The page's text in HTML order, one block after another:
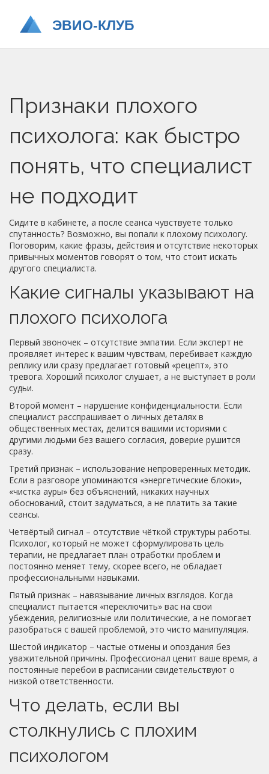
Признаки плохого
психолога: как быстро
понять, что специалист
не подходит
Сидите в кабинете, а после сеанса чувствуете только
спутанность? Возможно, вы попали к плохому психологу.
Поговорим, какие фразы, действия и отсутствие некоторых
привычных моментов говорят о том, что стоит искать
другого специалиста.
Какие сигналы указывают на
плохого психолога
Первый звоночек – отсутствие эмпатии. Если эксперт не
проявляет интерес к вашим чувствам, перебивает каждую
реплику или сразу предлагает готовый «рецепт», это
тревога. Хороший психолог слушает, а не выступает в роли
судьи.
Второй момент – нарушение конфиденциальности. Если
специалист расспрашивает о личных деталях в
общественных местах, делится вашими историями с
другими людьми без вашего согласия, доверие рушится
сразу.
Третий признак – использование непроверенных методик.
Если в разговоре упоминаются «энергетические блоки»,
«чистка ауры» без объяснений, никаких научных
обоснований, стоит задуматься, а не платить за такие
сеансы.
Четвёртый сигнал – отсутствие чёткой структуры работы.
Психолог, который не может сформулировать цель
терапии, не предлагает план отработки проблем и
постоянно меняет тему, скорее всего, не обладает
профессиональными навыками.
Пятый признак – навязывание личных взглядов. Когда
специалист пытается «переключить» вас на свои
убеждения, религиозные или политические, а не помогает
разобраться с вашей проблемой, это чисто манипуляция.
Шестой индикатор – частые отмены и опоздания без
уважительной причины. Профессионал ценит ваше время, а
постоянные перебои в расписании свидетельствуют о
низкой ответственности.
Что делать, если вы
столкнулись с плохим
психологом